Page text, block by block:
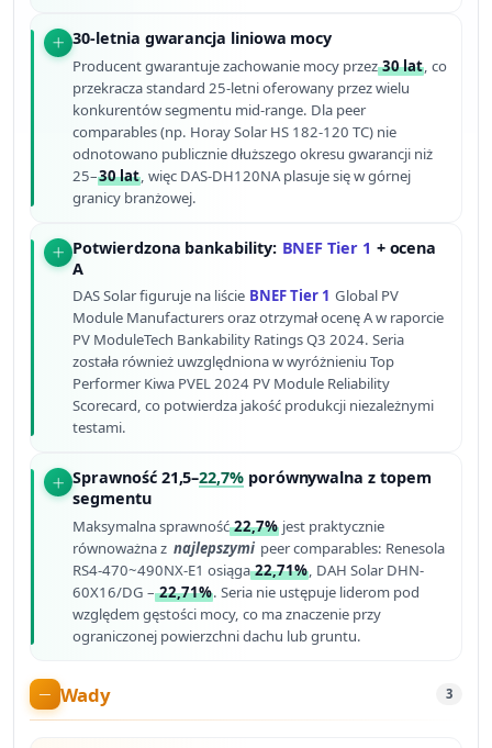
30-letnia gwarancja liniowa mocy
Producent gwarantuje zachowanie mocy przez30 lat, co
przekracza standard 25-letni oferowany przez wielu
konkurentów segmentu mid-range. Dla peer
comparables (np. Horay Solar HS 182-120 TC) nie
odnotowano publicznie dłuższego okresu gwarancji niż
25–30 lat, więc DAS-DH120NA plasuje się w górnej
granicy branżowej.
Potwierdzona bankability: BNEF Tier 1 + ocena
A
DAS Solar figuruje na liście BNEF Tier 1 Global PV
Module Manufacturers oraz otrzymał ocenę A w raporcie
PV ModuleTech Bankability Ratings Q3 2024. Seria
została również uwzględniona w wyróżnieniu Top
Performer Kiwa PVEL 2024 PV Module Reliability
Scorecard, co potwierdza jakość produkcji niezależnymi
testami.
Sprawność 21,5–22,7%porównywalna z topem
segmentu
Maksymalna sprawność22,7% jest praktycznie
równoważna z najlepszymi peer comparables: Renesola
RS4-470~490NX-E1 osiąga22,71%, DAH Solar DHN-
60X16/DG –22,71%. Seria nie ustępuje liderom pod
względem gęstości mocy, co ma znaczenie przy
ograniczonej powierzchni dachu lub gruntu.
Wady 3